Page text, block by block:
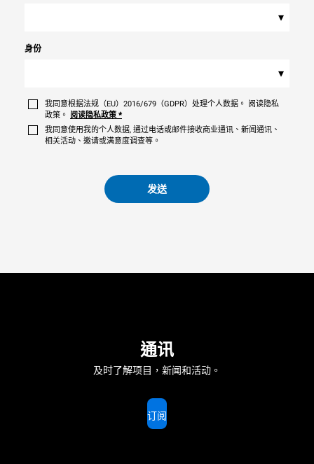
▾
身份
▾
我同意根据法规（EU）2016/679（GDPR）处理个人数据。 阅读隐私
政策。 阅读隐私政策 *
我同意使用我的个人数据, 通过电话或邮件接收商业通讯、新闻通讯、
相关活动、邀请或满意度调查等。
发送
通讯
及时了解项目，新闻和活动。
订阅